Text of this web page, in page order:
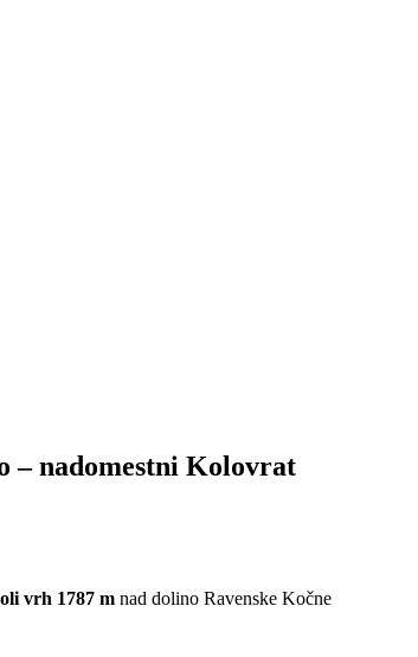
– nadomestni Kolovrat
vrh 1787 m nad dolino Ravenske Kočne